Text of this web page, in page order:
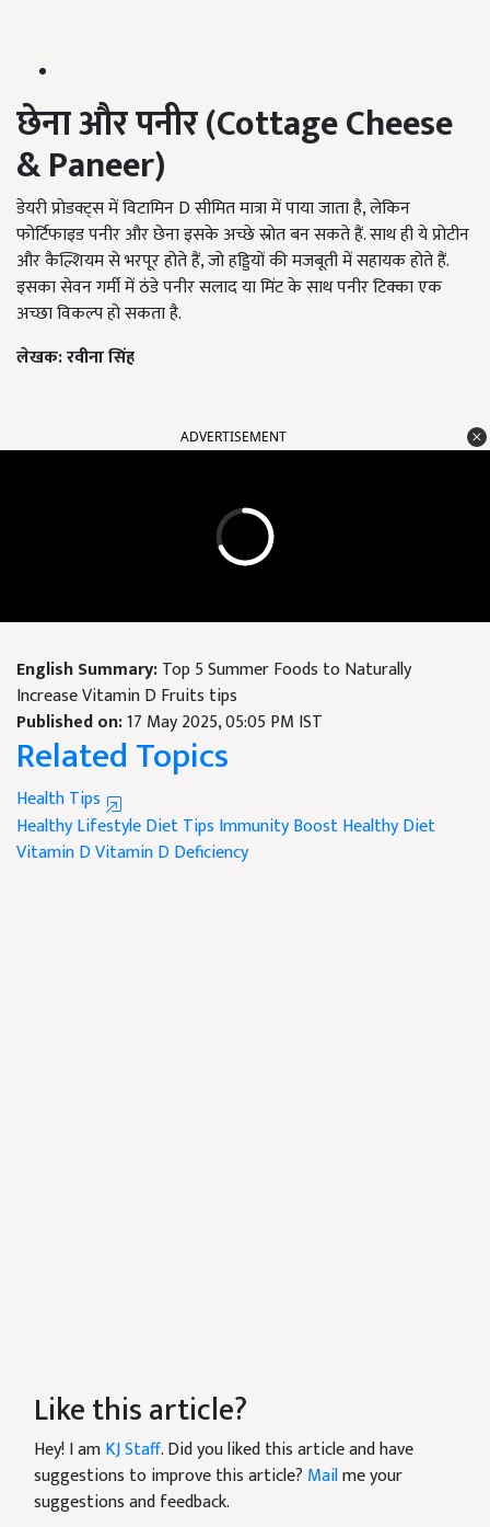
छेना और पनीर (Cottage Cheese
& Paneer)
डेयरी प्रोडक्ट्स में विटामिन D सीमित मात्रा में पाया जाता है, लेकिन
फोर्टिफाइड पनीर और छेना इसके अच्छे स्रोत बन सकते हैं. साथ ही ये प्रोटीन
और कैल्शियम से भरपूर होते हैं, जो हड्डियों की मजबूती में सहायक होते हैं.
इसका सेवन गर्मी में ठंडे पनीर सलाद या मिंट के साथ पनीर टिक्का एक
अच्छा विकल्प हो सकता है.
लेखक: रवीना सिंह
ADVERTISEMENT
English Summary:Top 5 Summer Foods to Naturally
Increase Vitamin D Fruits tips
Published on:17 May 2025, 05:05 PM IST
Related Topics
Health Tips
Healthy LifestyleDiet Tips Immunity BoostHealthy Diet
Vitamin DVitamin D Deficiency
Like this article?
Hey! I amKJ Staff. Did you liked this article and have
suggestions to improve this article? Mailme your
suggestions and feedback.